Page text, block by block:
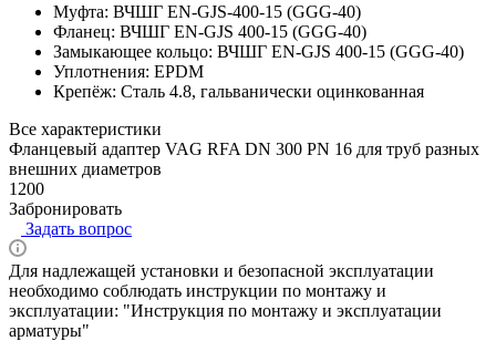
Муфта: ВЧШГ EN-GJS-400-15 (GGG-40)
Фланец: ВЧШГ EN-GJS 400-15 (GGG-40)
Замыкающее кольцо: ВЧШГ EN-GJS 400-15 (GGG-40)
Уплотнения: EPDM
Крепёж: Сталь 4.8, гальванически оцинкованная
Все характеристики
Фланцевый адаптер VAG RFA DN 300 PN 16 для труб разных
внешних диаметров
1200
Забронировать
Задать вопрос
Для надлежащей установки и безопасной эксплуатации
необходимо соблюдать инструкции по монтажу и
эксплуатации: "Инструкция по монтажу и эксплуатации
арматуры"